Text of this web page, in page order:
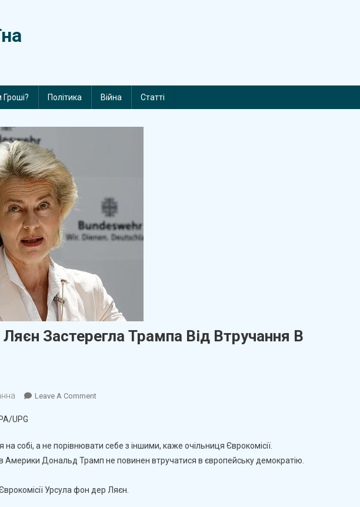
Політика Війна Статті
Застерегла Трампа Від Втручання В
Leave A CommentOn
Ляєн
Застерегла
Від
UPG
собі, а не порівнювати себе з іншими, каже очільниця Єврокомісії.
Америки Дональд Трамп не повинен втручатися в європейську демократію.
Урсула фон дер Ляєн.